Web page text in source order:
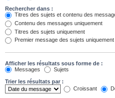
Rechercher dans :
Titres des sujets et contenu des
Contenu des messages uniquement
Titres des sujets uniquement
Premier message des sujets uniquement
Afficher les résultats sous forme de :
Messages
Sujets
Trier les résultats par :
Croissant